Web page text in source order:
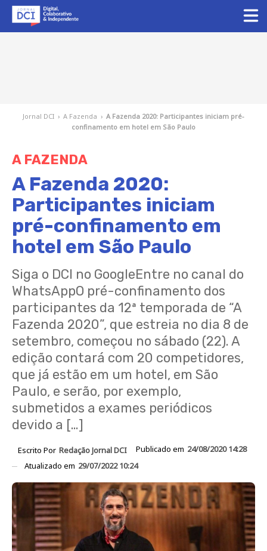
Jornal DCI › A Fazenda › A Fazenda 2020: Participantes iniciam pré-
confinamento em hotel em São Paulo
A FAZENDA
A Fazenda 2020:
Participantes iniciam
pré-confinamento em
hotel em São Paulo
Siga o DCI no GoogleEntre no canal do
WhatsAppO pré-confinamento dos
participantes da 12ª temporada de “A
Fazenda 2020”, que estreia no dia 8 de
setembro, começou no sábado (22). A
edição contará com 20 competidores,
que já estão em um hotel, em São
Paulo, e serão, por exemplo,
submetidos a exames periódicos
devido a […]
Escrito Por Redação Jornal DCI Publicado em 24/08/2020 14:28
Atualizado em 29/07/2022 10:24